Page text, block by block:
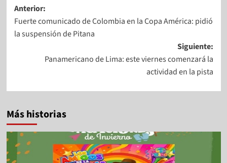
Anterior:
Fuerte comunicado de Colombia en la Copa América: pidió
la suspensión de Pitana
Siguiente:
Panamericano de Lima: este viernes comenzará la
actividad en la pista
Más historias